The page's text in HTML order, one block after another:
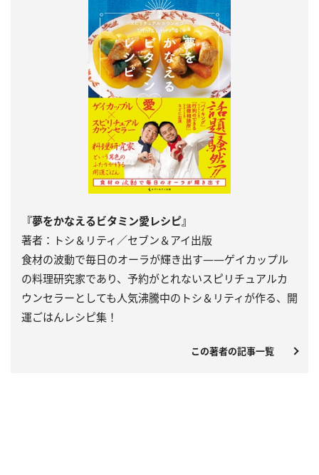
『夢をかなえるビタミン愛レシピ』
著者：トシ＆リティ／セブン＆アイ出版
食材の波動で毎日のオーラが輝き出す――ゲイカップル
の料理研究家であり、予約がとれないスピリチュアルカ
ウンセラーとしても人気沸騰中のトシ＆リティが作る、開
運ごはんレシピ集！
この著者の記事一覧